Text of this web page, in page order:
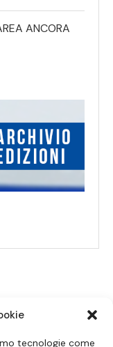
tecnologie come
ANCORA